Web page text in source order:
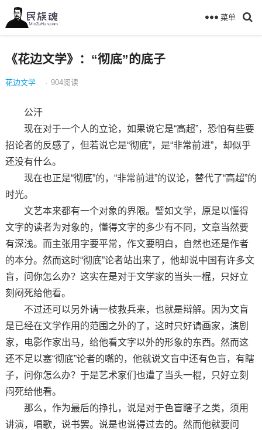
菜单
《花边文学》：“彻底”的底子
花边文学 · 904阅读
公汗
现在对于一个人的立论，如果说它是“高超”，恐怕有些要
招论者的反感了，但若说它是“彻底”，是“非常前进”，却似乎
还没有什么。
现在也正是“彻底”的，“非常前进”的议论，替代了“高超”的
时光。
文艺本来都有一个对象的界限。譬如文学，原是以懂得
文字的读者为对象的，懂得文字的多少有不同，文章当然要
有深浅。而主张用字要平常，作文要明白，自然也还是作者
的本分。然而这时“彻底”论者站出来了，他却说中国有许多文
盲，问你怎么办？这实在是对于文学家的当头一棍，只好立
刻闷死给他看。
不过还可以另外请一枝救兵来，也就是辩解。因为文盲
是已经在文学作用的范围之外的了，这时只好请画家，演剧
家，电影作家出马，给他看文字以外的形象的东西。然而这
还不足以塞“彻底”论者的嘴的，他就说文盲中还有色盲，有瞎
子，问你怎么办？于是艺术家们也遭了当头一棍，只好立刻
闷死给他看。
那么，作为最后的挣扎，说是对于色盲瞎子之类，须用
讲演，唱歌，说书罢。说是也说得过去的。然而他就要问